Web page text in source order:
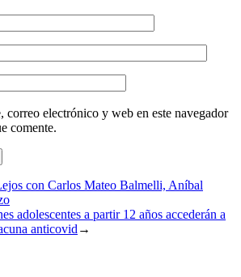
correo electrónico y web en este navegador
comente.
con Carlos Mateo Balmelli, Aníbal
adolescentes a partir 12 años accederán a
anticovid→